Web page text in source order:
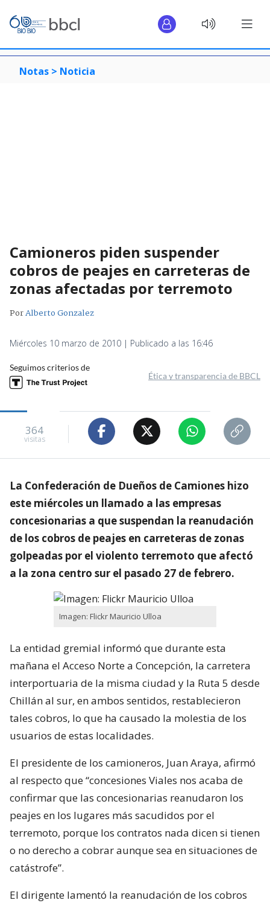
Notas > Noticia
Camioneros piden suspender
cobros de peajes en carreteras de
zonas afectadas por terremoto
PorAlberto Gonzalez
Miércoles 10 marzo de 2010 | Publicado a las 16:46
Seguimos criterios de
Ética y transparencia de BBCL
364
visitas
La Confederación de Dueños de Camiones hizo
este miércoles un llamado a las empresas
concesionarias a que suspendan la reanudación
de los cobros de peajes en carreteras de zonas
golpeadas por el violento terremoto que afectó
a la zona centro sur el pasado 27 de febrero.
Imagen: Flickr Mauricio Ulloa
La entidad gremial informó que durante esta
mañana el Acceso Norte a Concepción, la carretera
interportuaria de la misma ciudad y la Ruta 5 desde
Chillán al sur, en ambos sentidos, restablecieron
tales cobros, lo que ha causado la molestia de los
usuarios de estas localidades.
El presidente de los camioneros, Juan Araya, afirmó
al respecto que “concesiones Viales nos acaba de
confirmar que las concesionarias reanudaron los
peajes en los lugares más sacudidos por el
terremoto, porque los contratos nada dicen si tienen
o no derecho a cobrar aunque sea en situaciones de
catástrofe”.
El dirigente lamentó la reanudación de los cobros